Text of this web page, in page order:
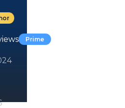
Prime